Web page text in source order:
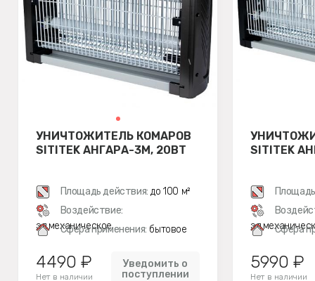
УНИЧТОЖИТЕЛЬ КОМАРОВ
SITITEK АНГАРА-3М, 20ВТ
Площадь действия: до 100 м²
Воздействие:
эл.механическое
Сфера применения: бытовое
4490 ₽
Нет в наличии
Уведомить о
поступлении
SITITEK
Сфера
5990 ₽
Нет в наличии